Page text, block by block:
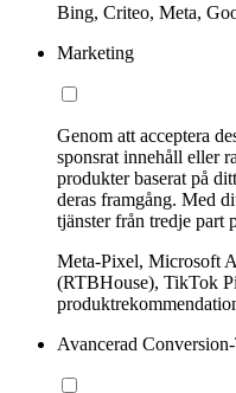
Bing, Criteo, Meta,
Marketing
Genom att acceptera
sponsrat innehåll eller
produkter baserat på
deras framgång. Med
tjänster från tredje part
Meta-Pixel, Microsoft
(RTBHouse), TikTok
Avancerad